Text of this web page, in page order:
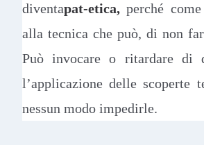
diventapat-etica,perché
alla tecnica che può, di non
Può invocare o ritardare di
l’applicazione delle scoperte
nessun modo impedirle.